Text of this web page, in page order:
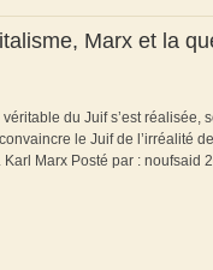
Marx et la
véritable du Juif s’est
le Juif de l’irréalité
Marx Posté par : noufsaid